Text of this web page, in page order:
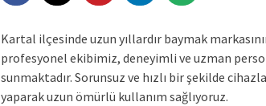
Kartal ilçesinde uzun yıllardır baymak
profesyonel ekibimiz, deneyimli ve uzman
sunmaktadır. Sorunsuz ve hızlı bir şekilde
yaparak uzun ömürlü kullanım sağlıyoruz.